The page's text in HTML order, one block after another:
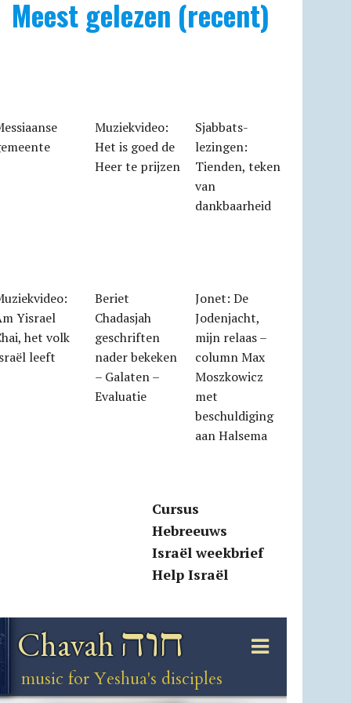
Meest gelezen (recent)
Muziekvideo:
Het is goed de
Heer te prijzen
Sjabbats­
lezingen:
Tienden, teken
van
dankbaarheid
Yisrael
het volk
leeft
Beriet
Chadasjah
geschriften
nader bekeken
– Galaten –
Evaluatie
Jonet: De
Jodenjacht,
mijn relaas –
column Max
Moszkowicz
met
beschuldiging
aan Halsema
Cursus
Hebreeuws
Israël weekbrief
Help Israël